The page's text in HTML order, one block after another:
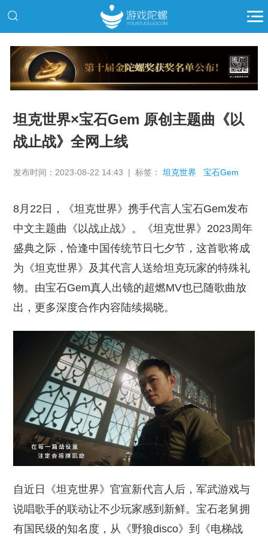
推广
坦克世界×宝石Gem 原创主题曲《以
战止战》全网上线
发布时间：2023-08-22 14:43 | 标签：坦克世界 宝石Gem
8月22日，《坦克世界》携手代言人宝石Gem发布
中文主题曲《以战止战》。《坦克世界》2023周年
盛典之际，恰逢中国传统节日七夕节，这首歌将成
为《坦克世界》及其代言人送给坦克玩家的特殊礼
物。由宝石Gem真人出镜的超燃MV也已随歌曲放
出，更多深度合作内容陆续揭晓。
自近日《坦克世界》官宣新代言人后，军武游戏与
说唱歌手的联动让不少玩家感到新鲜。宝石老舅拥
有国民级的知名度，从《野狼disco》到《电梯战